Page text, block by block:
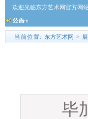
欢迎光临东方艺术网官方网
当前位置: 东方艺术网 >
毕加